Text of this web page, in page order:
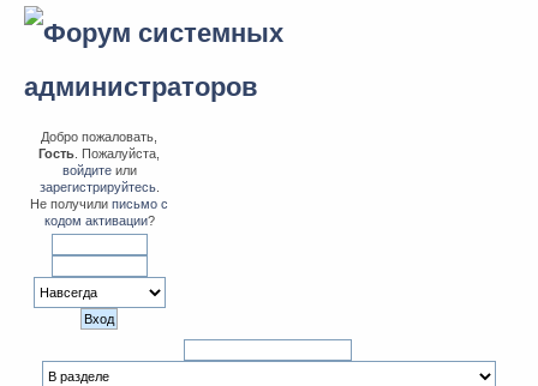
Добро пожаловать,
Гость . Пожалуйста,
войдитеили
зарегистрируйтесь.
Не получилиписьмо с
кодом активации?